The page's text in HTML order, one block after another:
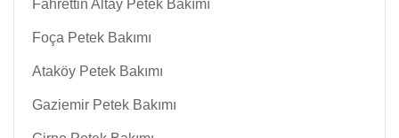
Fahrettin Altay Petek Bakımı
Foça Petek Bakımı
Ataköy Petek Bakımı
Gaziemir Petek Bakımı